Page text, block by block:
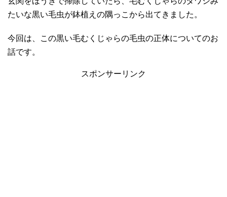
たいな黒い毛虫が鉢植えの隅っこから出てきました。
今回は、この黒い毛むくじゃらの毛虫の正体についてのお
話です。
スポンサーリンク